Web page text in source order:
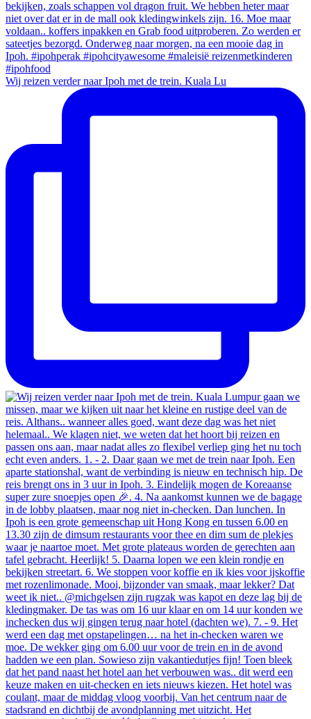
Wij reizen verder naar Ipoh met de trein. Kuala Lu